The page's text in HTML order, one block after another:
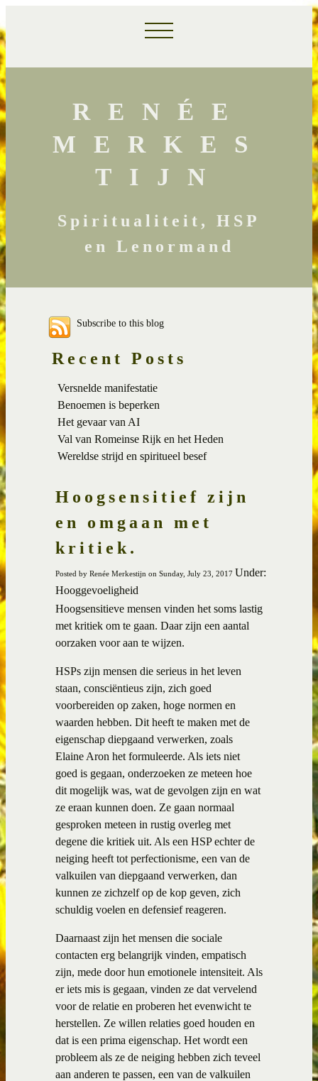
RENÉE
MERKES
TIJN
Spiritualiteit, HSP
en Lenormand
Subscribe to this blog
Recent Posts
Versnelde manifestatie
Benoemen is beperken
Het gevaar van AI
Val van Romeinse Rijk en het Heden
Wereldse strijd en spiritueel besef
Hoogsensitief zijn
en omgaan met
kritiek.
Posted by Renée Merkestijn on Sunday, July 23, 2017 Under:
Hooggevoeligheid
Hoogsensitieve mensen vinden het soms lastig
met kritiek om te gaan. Daar zijn een aantal
oorzaken voor aan te wijzen.
HSPs zijn mensen die serieus in het leven
staan, consciëntieus zijn, zich goed
voorbereiden op zaken, hoge normen en
waarden hebben. Dit heeft te maken met de
eigenschap diepgaand verwerken, zoals
Elaine Aron het formuleerde. Als iets niet
goed is gegaan, onderzoeken ze meteen hoe
dit mogelijk was, wat de gevolgen zijn en wat
ze eraan kunnen doen. Ze gaan normaal
gesproken meteen in rustig overleg met
degene die kritiek uit. Als een HSP echter de
neiging heeft tot perfectionisme, een van de
valkuilen van diepgaand verwerken, dan
kunnen ze zichzelf op de kop geven, zich
schuldig voelen en defensief reageren.
Daarnaast zijn het mensen die sociale
contacten erg belangrijk vinden, empatisch
zijn, mede door hun emotionele intensiteit. Als
er iets mis is gegaan, vinden ze dat vervelend
voor de relatie en proberen het evenwicht te
herstellen. Ze willen relaties goed houden en
dat is een prima eigenschap. Het wordt een
probleem als ze de neiging hebben zich teveel
aan anderen te passen, een van de valkuilen